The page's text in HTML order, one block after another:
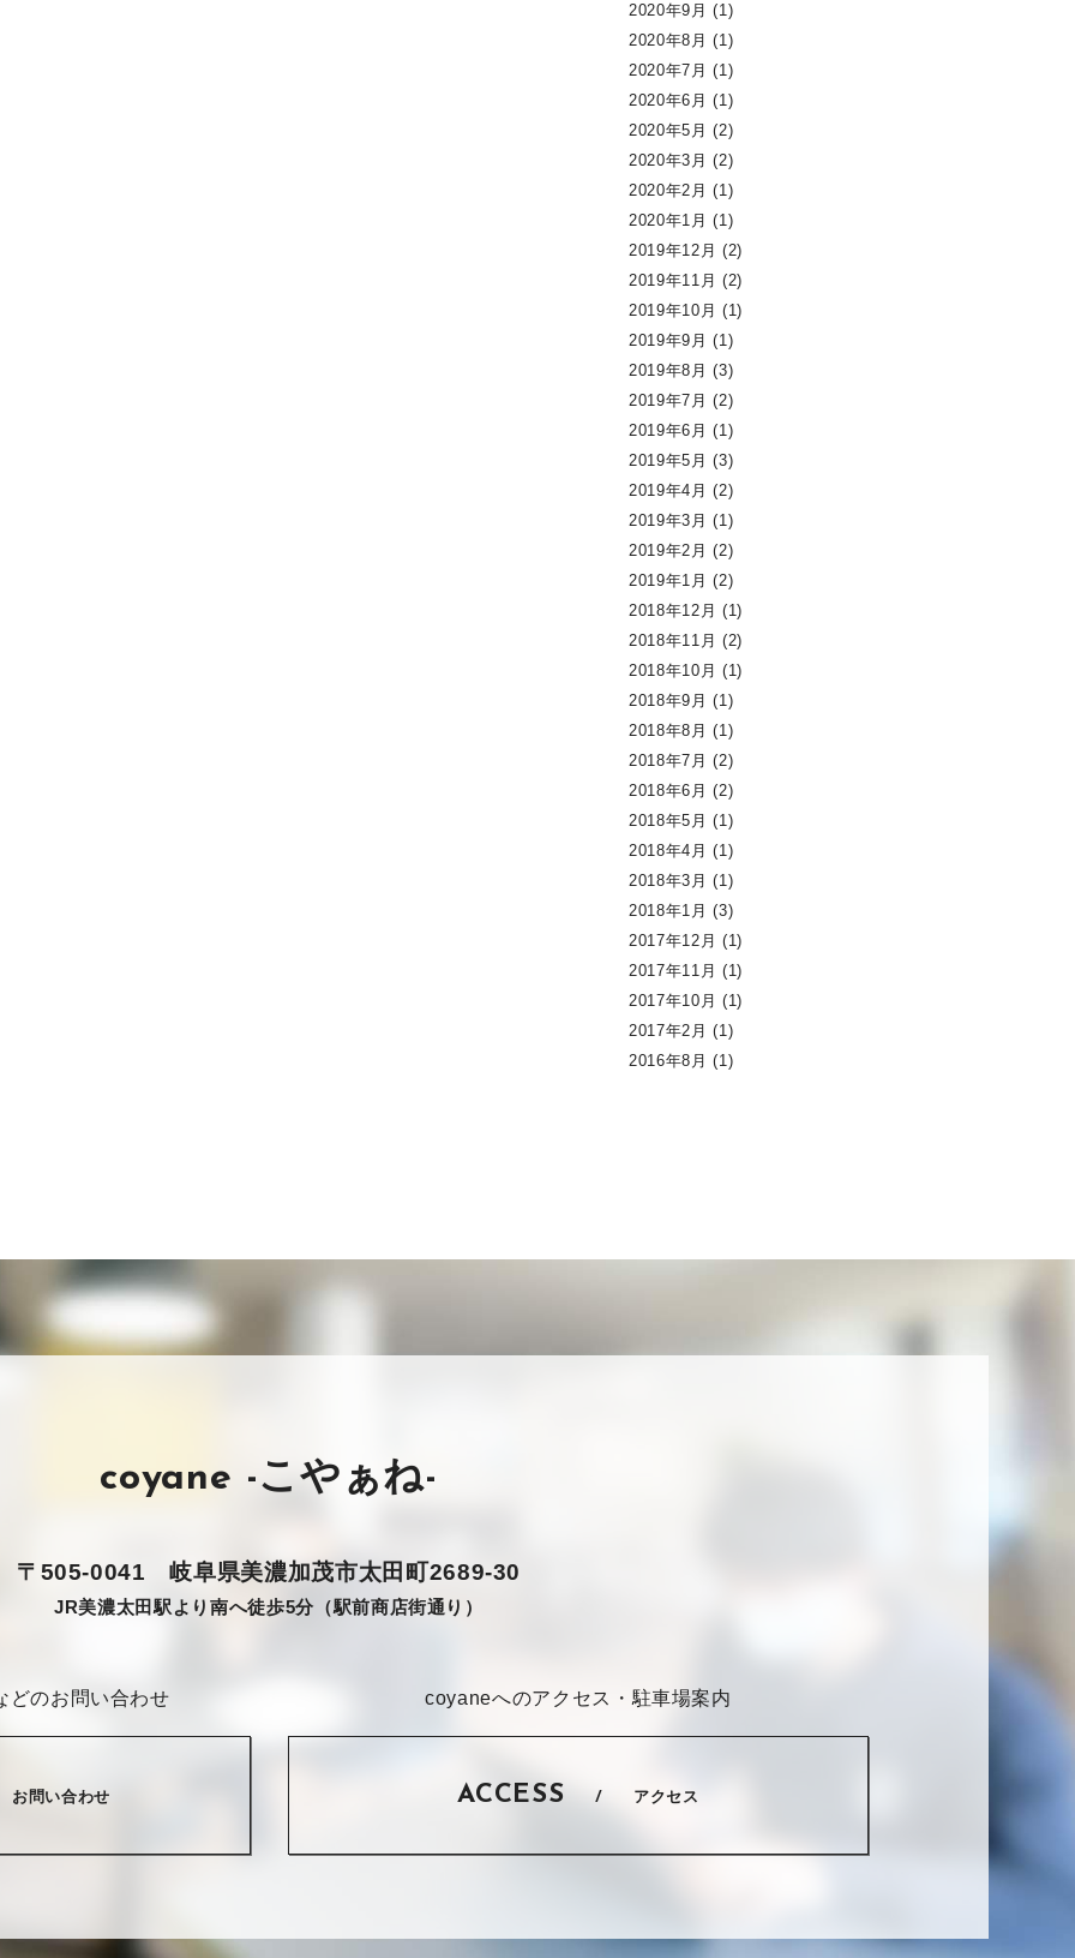
2020年9月 (1)
2020年8月 (1)
2020年7月 (1)
2020年6月 (1)
2020年5月 (2)
2020年3月 (2)
2020年2月 (1)
2020年1月 (1)
2019年12月 (2)
2019年11月 (2)
2019年10月 (1)
2019年9月 (1)
2019年8月 (3)
2019年7月 (2)
2019年6月 (1)
2019年5月 (3)
2019年4月 (2)
2019年3月 (1)
2019年2月 (2)
2019年1月 (2)
2018年12月 (1)
2018年11月 (2)
2018年10月 (1)
2018年9月 (1)
2018年8月 (1)
2018年7月 (2)
2018年6月 (2)
2018年5月 (1)
2018年4月 (1)
2018年3月 (1)
2018年1月 (3)
2017年12月 (1)
2017年11月 (1)
2017年10月 (1)
2017年2月 (1)
2016年8月 (1)
coyane -こやぁね-
〒505-0041岐阜県美濃加茂市太田町2689-30
JR美濃太田駅より南へ徒歩5分（駅前商店街通り）
どのお問い合わせ
お問い合わせ
coyaneへのアクセス・駐車場案内
ACCESS アクセス